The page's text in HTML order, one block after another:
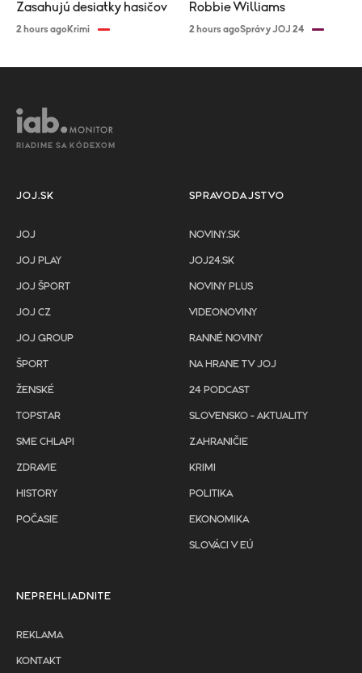
Zasahujú desiatky hasičov
2 hours agoKrimi
Robbie Williams
2 hours agoSprávy JOJ 24
RIADIME SA KÓDEXOM
JOJ.SK
JOJ
JOJ PLAY
JOJ ŠPORT
JOJ CZ
JOJ GROUP
ŠPORT
ŽENSKÉ
TOPSTAR
SME CHLAPI
ZDRAVIE
HISTORY
POČASIE
SPRAVODAJSTVO
NOVINY.SK
JOJ24.SK
NOVINY PLUS
VIDEONOVINY
RANNÉ NOVINY
NA HRANE TV JOJ
24 PODCAST
SLOVENSKO - AKTUALITY
ZAHRANIČIE
KRIMI
POLITIKA
EKONOMIKA
SLOVÁCI V EÚ
NEPREHLIADNITE
REKLAMA
KONTAKT